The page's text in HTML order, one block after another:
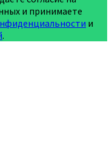
и принимаете
и
.